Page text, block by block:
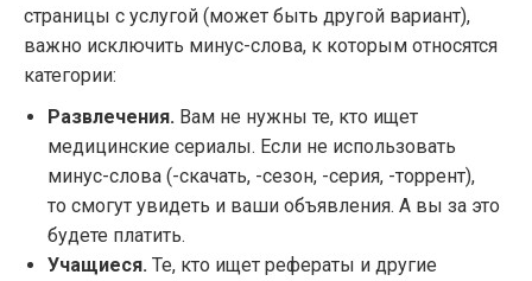
страницы с услугой (может быть другой вариант),
важно исключить минус-слова, к которым относятся
категории:
Развлечения. Вам не нужны те, кто ищет
медицинские сериалы. Если не использовать
минус-слова (-скачать, -сезон, -серия, -торрент),
то смогут увидеть и ваши объявления. А вы за это
будете платить.
Учащиеся. Те, кто ищет рефераты и другие